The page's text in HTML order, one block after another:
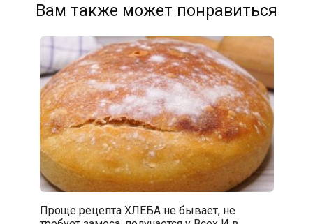
Вам также может понравиться
Проще рецепта ХЛЕБА не бывает, не